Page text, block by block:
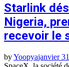
Starlink
Nigeria,
recevoir le
byYoopyajanvier